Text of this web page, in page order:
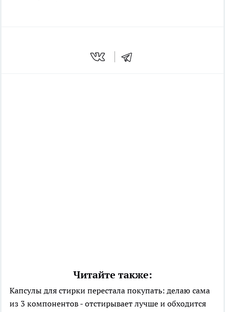
Читайте также:
Капсулы для стирки перестала покупать: делаю сама
из 3 компонентов - отстирывает лучше и обходится